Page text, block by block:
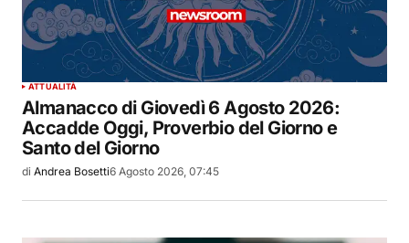
ATTUALITÀ
Almanacco di Giovedì 6 Agosto 2026:
Accadde Oggi, Proverbio del Giorno e
Santo del Giorno
di Andrea Bosetti6 Agosto 2026, 07:45